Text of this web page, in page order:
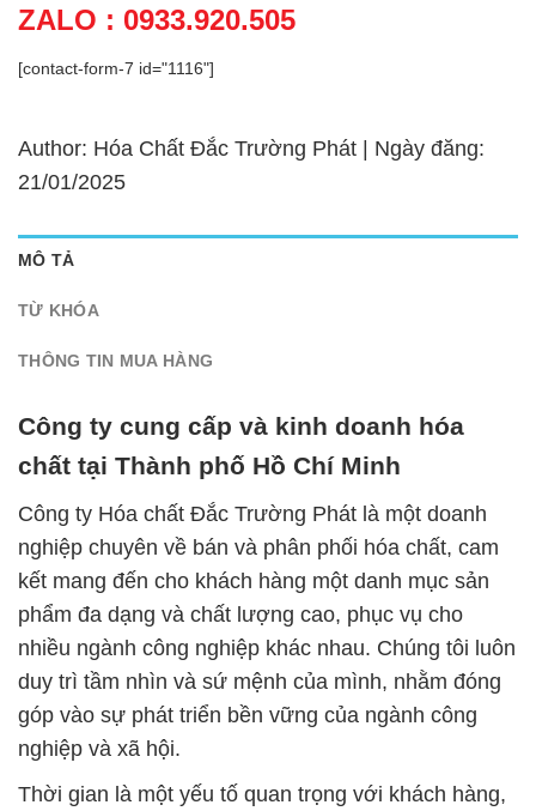
ZALO : 0933.920.505
[contact-form-7 id="1116"]
Author: Hóa Chất Đắc Trường Phát | Ngày đăng:
21/01/2025
MÔ TẢ
TỪ KHÓA
THÔNG TIN MUA HÀNG
Công ty cung cấp và kinh doanh hóa
chất tại Thành phố Hồ Chí Minh
Công ty Hóa chất Đắc Trường Phát là một doanh
nghiệp chuyên về bán và phân phối hóa chất, cam
kết mang đến cho khách hàng một danh mục sản
phẩm đa dạng và chất lượng cao, phục vụ cho
nhiều ngành công nghiệp khác nhau. Chúng tôi luôn
duy trì tầm nhìn và sứ mệnh của mình, nhằm đóng
góp vào sự phát triển bền vững của ngành công
nghiệp và xã hội.
Thời gian là một yếu tố quan trọng với khách hàng,